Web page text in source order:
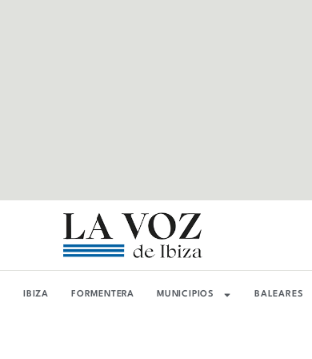
IBIZA FORMENTERA MUNICIPIOS BALEARES